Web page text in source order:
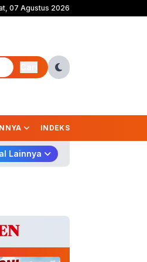
2026, Tumbangkan Persib Lewat Adu
07 Agustus 2026
INDEKS
Lainnya